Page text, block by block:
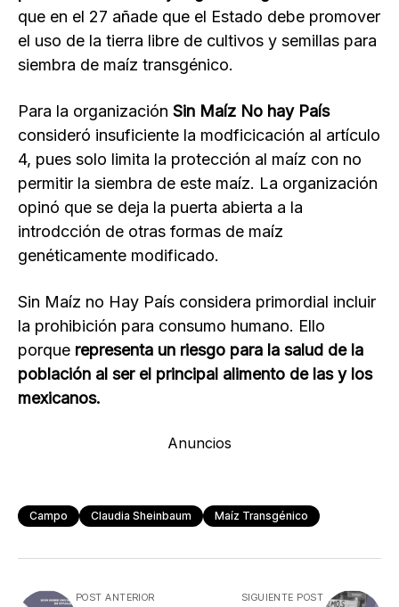
que en el 27 añade que el Estado debe promover
el uso de la tierra libre de cultivos y semillas para
siembra de maíz transgénico.
Para la organización Sin Maíz No hay País
consideró insuficiente la modficicación al artículo
4, pues solo limita la protección al maíz con no
permitir la siembra de este maíz. La organización
opinó que se deja la puerta abierta a la
introdcción de otras formas de maíz
genéticamente modificado.
Sin Maíz no Hay País considera primordial incluir
la prohibición para consumo humano. Ello
porque representa un riesgo para la salud de la
población al ser el principal alimento de las y los
mexicanos.
Anuncios
Campo Claudia Sheinbaum Maíz Transgénico
POST ANTERIOR SIGUIENTE POST